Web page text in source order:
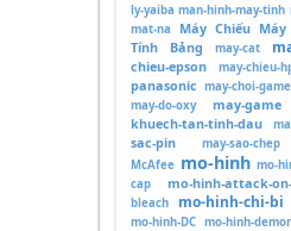
ly-yaiba man-hinh-may-tinh
mat-na
Máy Chiếu
Tính Bảng
may-cat
chieu-epson
may-chieu-
panasonic may-choi-game
may-do-oxy
may-game
khuech-tan-tinh-dau
sac-pin
may-sao-chep
McAfee mo-hinh mo-
cap
mo-hinh-attack-
bleach
mo-hinh-chi-bi
mo-hinh-DC mo-hinh-